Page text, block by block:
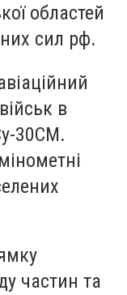
областей
сил рф.
в
30СМ.
частин та